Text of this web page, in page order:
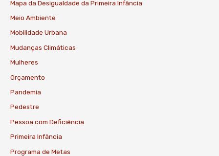
Mapa da Desigualdade da Primeira Infância
Meio Ambiente
Mobilidade Urbana
Mudanças Climáticas
Mulheres
Orçamento
Pandemia
Pedestre
Pessoa com Deficiência
Primeira Infância
Programa de Metas